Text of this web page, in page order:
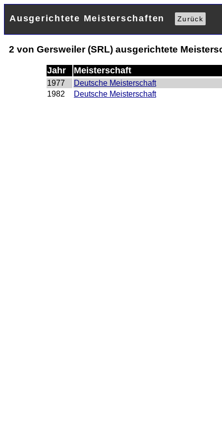
Ausgerichtete Meisterschaften Zurück
2 von Gersweiler (SRL) ausgerichtete
Jahr Meisterschaft
1977
Deutsche Meisterschaft
1982
Deutsche Meisterschaft